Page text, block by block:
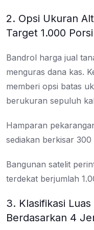
2. Opsi Ukuran
Target 1.000 Porsi
Bandrol harga jual
menguras dana kas.
memberi opsi batas
berukuran sepuluh
Hamparan
sediakan berkisar 300
Bangunan satelit
terdekat berjumlah
3. Klasifikasi
Berdasarkan 4